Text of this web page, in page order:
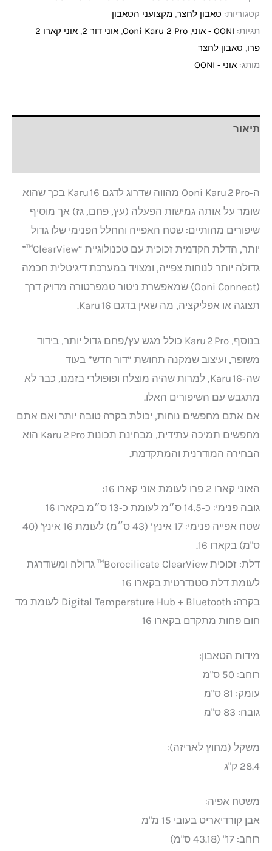
קטגוריות: טאבון לחצר, מקצועני הטאבון
תגיות: OONI - אוני ,
Ooni Karu 2 Pro
, אוני דור 2 ,
אוני קארו 2
פרו, טאבון לחצר
מותג: אוני - OONI
תיאור
ה‑Ooni Karu 2 Pro מהווה שדרוג לדגם Karu 16 בכך שהוא
שומר על אותה גמישות הפעלה (עץ, פחם, גז) אך מוסיף
שיפורים מהותיים: שטח האפייה והחלל הפנימי שלו גדול
יותר, הדלת הקדמית זכוכית עם טכנולוגיית “ClearView™”
גדולה יותר לנוחות צפייה, ומצויד במערכת דיגיטלית חכמה
(Ooni Connect) שמאפשרת ניטור טמפרטורה מדויק דרך
תצוגה או אפליקציה, מה שאין בדגם Karu 16.
בנוסף, Karu 2 Pro כולל מגש עץ/פחם גדול יותר, בידוד
משופר, ועיצוב שמקנה תחושת “דור חדש” בעוד
שה‑Karu 16, למרות שהיה מוצלח ופופולרי בזמנו, כבר לא
מתגבש עם השיפורים האלו.
אם אתם מחפשים נוחות, יכולת בקרה טובה יותר ואם אתם
מחפשים תמיכה עתידית, מבחינת תכונות Karu 2 Pro הוא
הבחירה המודרנית והמתקדמת.
האוני קארו 2 פרו לעומת אוני קארו 16:
גובה פנימי: כ‑14.5 ס״מ לעומת כ‑13 ס״מ בקארו 16
שטח אפייה פנימי: 17 אינץ’ (43 ס״מ) לעומת 16 אינץ' (40
ס"מ) בקארו 16.
דלת: זכוכית Borocilicate ClearView™ גדולה ומשודרגת
לעומת דלת סטנדרטית בקארו 16
בקרה: Digital Temperature Hub + Bluetooth לעומת מד
חום פחות מתקדם בקארו 16
מידות הטאבון:
רוחב: 50 ס"מ
עומק: 81 ס"מ
גובה: 83 ס"מ
משקל (מחוץ לאריזה):
28.4 ק"ג
משטח אפיה:
אבן קורדיאריט בעובי 15 מ"מ
רוחב: 17" (43.18 ס"מ)